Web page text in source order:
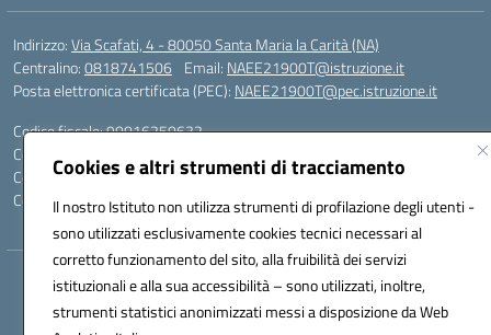
Cookies e altri strumenti di tracciamento
Il nostro Istituto non utilizza strumenti di profilazione degli utenti -
sono utilizzati esclusivamente cookies tecnici necessari al
corretto funzionamento del sito, alla fruibilità dei servizi
istituzionali e alla sua accessibilità – sono utilizzati, inoltre,
strumenti statistici anonimizzati messi a disposizione da Web
Indirizzo:Via Scafati, 4 - 80050 Santa Maria la Carità (NA)
Centralino:0818741506 Email: NAEE21900T@istruzione.it
Posta elettronica certificata (PEC): NAEE21900T@pec.istruzione.it
Codice fiscale: 90016250632
Codice meccanografico:
Codice Indice delle Pubbliche Amministrazioni (IPA): istsc_naee21900t
Codice unico di fatturazione (CUF): UFZ0X6
Hosting & Powered by 3D Solution S.r.l.
Concept & Design by Designers Italia